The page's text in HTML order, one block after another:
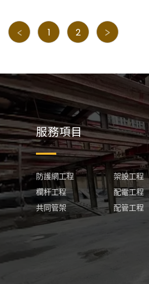
1 2
服務項目
防護網工程 架設工程
欄杆工程
配電工程
共同管架
配管工程